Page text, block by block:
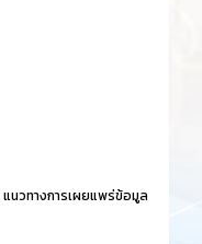
แนวทางการเผยแพร่ข้อมูล